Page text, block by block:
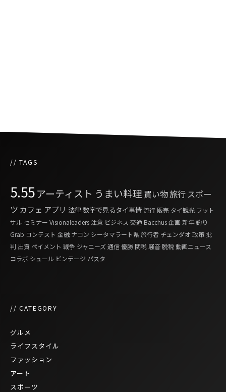
// TAGS
5.55アーティスト うまい料理 買い物旅行 スポー
ツ カフェ アプリ 法律数字で見るタイ事情 流行 販売 タイ観光 フット
サル セミナー Visionaleaders注意 ビジネス 交通 Bacchus企画 新年釣り
Grab コンテスト 金融 ナコン シータマラート県旅行者 チェンダオ 政策批
判 出資 ペイメント 戦争 ジャニーズ通信優勝 関税 騒音脱税 動画ニュース
コラボ シュール ビンテージ パスタ
// CATEGORY
グルメ
ライフスタイル
ファッション
アート
スポーツ